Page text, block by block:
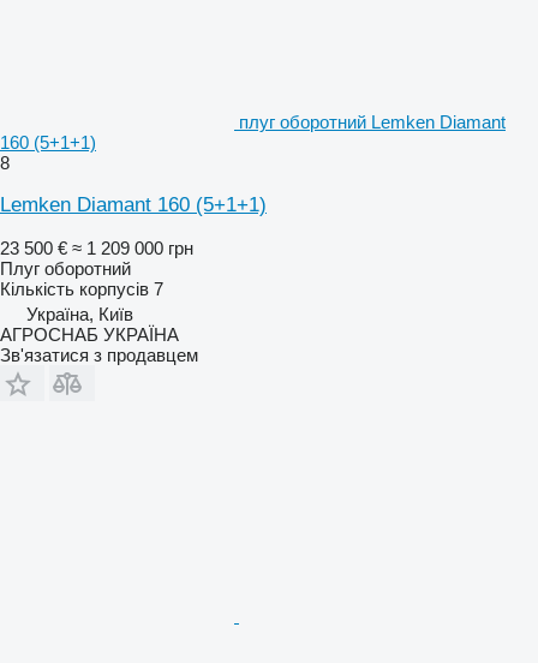
плуг оборотний Lemken Diamant
160 (5+1+1)
8
Lemken Diamant 160 (5+1+1)
23 500 € ≈ 1 209 000 грн
Плуг оборотний
Кількість корпусів 7
Україна, Київ
АГРОСНАБ УКРАЇНА
Зв'язатися з продавцем